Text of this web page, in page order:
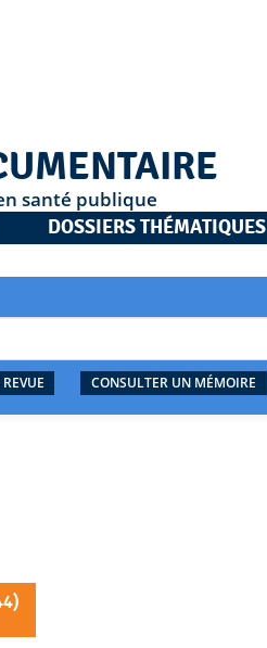
santé publique
DOSSIERS THÉMATIQUES
CONSULTER UN MÉMOIRE
)